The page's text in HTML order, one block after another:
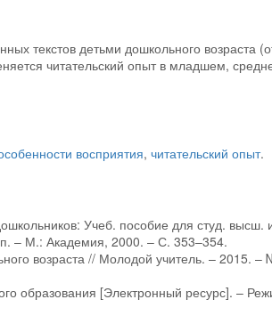
текстов детьми дошкольного возраста
читательский опыт в младшем,
восприятия, читательский опыт.
Учеб. пособие для студ. высш.
– М.: Академия, 2000. – С. 353–354.
возраста // Молодой учитель. – 2015. –
образования [Электронный ресурс]. –